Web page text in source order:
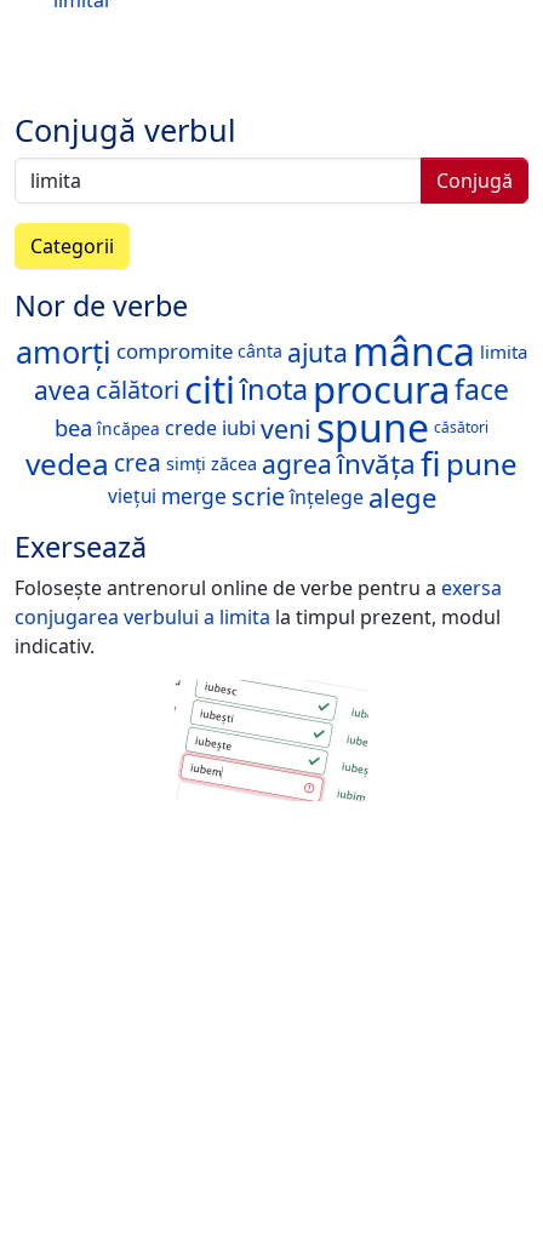
Conjugă verbul
Conjugă
Categorii
Nor de verbe
amorți compromite cânta ajuta mânca limita
avea călători citiînota procuraface
bea încăpea crede iubi veni spune căsători
vedea crea simți zăcea agreaînvățafi pune
viețui merge scrieînțelege alege
Exersează
Folosește antrenorul online de verbe pentru a exersa
conjugarea verbului a limita la timpul prezent, modul
indicativ.